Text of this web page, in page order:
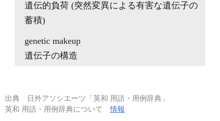
遺伝的負荷 (突然変異による有害な遺伝子の
蓄積)
genetic makeup
遺伝子の構造
出典
日外アソシエーツ「英和 用語・用例辞典」
英和 用語・用例辞典について情報